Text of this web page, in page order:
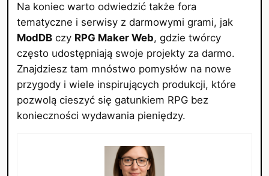
Na koniec warto odwiedzić także fora
tematyczne i serwisy z darmowymi grami, jak
ModDBczy RPG Maker Web, gdzie twórcy
często udostępniają swoje projekty za darmo.
Znajdziesz tam mnóstwo pomysłów na nowe
przygody i wiele inspirujących produkcji, które
pozwolą cieszyć się gatunkiem RPG bez
konieczności wydawania pieniędzy.